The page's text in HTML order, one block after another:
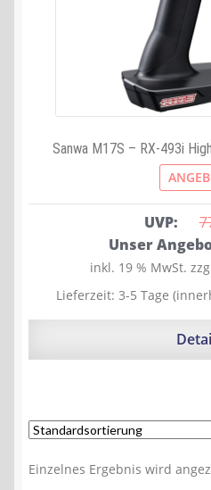
Sanwa M17S – RX-493i
UVP:
Preis
war:
Unser
inkl. 19 % MwSt.
Lieferzeit: 3-5 Tage
Einzelnes Ergebnis wird